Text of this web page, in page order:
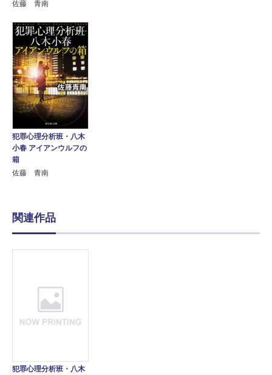
佐藤 青南
犯罪心理分析班・八木
小春 アイアンウルフの
箱
佐藤 青南
関連作品
犯罪心理分析班・八木